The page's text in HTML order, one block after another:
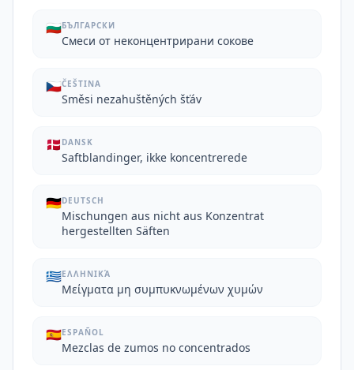
🇧🇬БЪЛГАРСКИ
Смеси от неконцентрирани сокове
🇨🇿ČEŠTINA
Směsi nezahuštěných šťáv
🇩🇰 DANSK
Saftblandinger, ikke koncentrerede
🇩🇪DEUTSCH
Mischungen aus nicht aus Konzentrat
hergestellten Säften
🇬🇷ΕΛΛΗΝΙΚΆ
Μείγματα μη συμπυκνωμένων χυμών
🇪🇸ESPAÑOL
Mezclas de zumos no concentrados